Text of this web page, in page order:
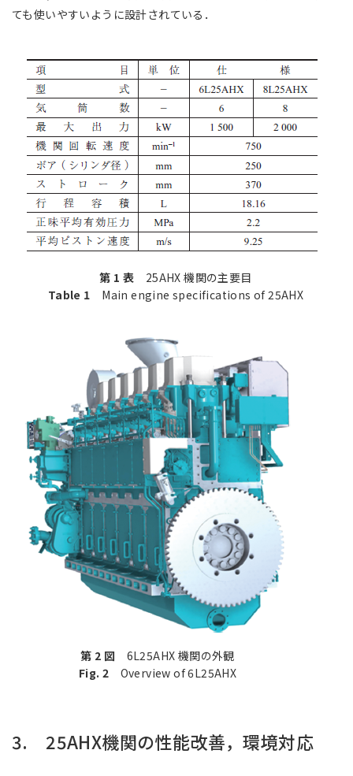
ても使いやすいように設計されている．
第 1 表 25AHX 機関の主要目
Table 1 Main engine specifications of 25AHX
第 2 図 6L25AHX 機関の外観
Fig. 2 Overview of 6L25AHX
3. 25AHX機関の性能改善，環境対応